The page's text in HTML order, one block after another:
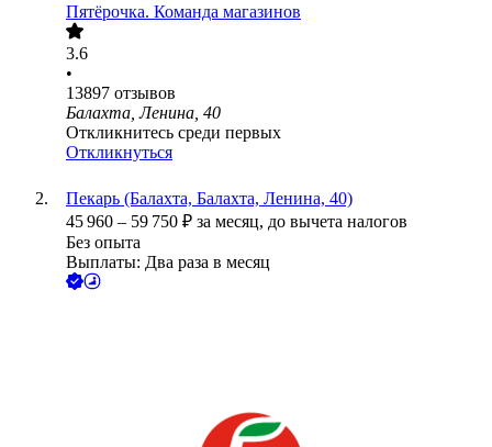
Пятёрочка. Команда магазинов
3.6
•
13897 отзывов
Балахта, Ленина, 40
Откликнитесь среди первых
Откликнуться
Пекарь (Балахта, Балахта, Ленина, 40)
45 960 – 59 750 ₽ за месяц, до вычета налогов
Без опыта
Выплаты: Два раза в месяц